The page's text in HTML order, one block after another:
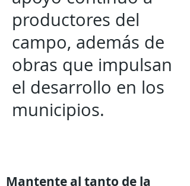
productores del
campo, además de
obras que impulsan
el desarrollo en los
municipios.
Mantente al tanto de la